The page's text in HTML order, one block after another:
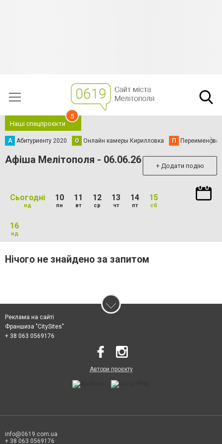
Наші спецпроєкти
5
А Абитуриенту 2020 О Онлайн камеры Кирилловка П
Афіша Мелітополя - 06.06.26 + Додати подію
Сьогодні
нд
10
пн
11
вт
12
ср
13
чт
14
пт
15
сб
16
нд
Нічого не знайдено за запитом
Реклама на сайті
Франшиза "CitySites"
+ 38 063 0569176
Автори проєкту
info@0619.com.ua
+ 38 063 0569176